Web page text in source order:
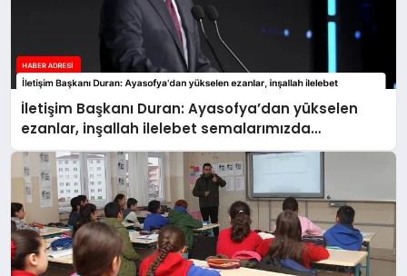
İletişim Başkanı Duran: Ayasofya’dan yükselen
ezanlar, inşallah ilelebet semalarımızda
yankılanmaya devam edecektir